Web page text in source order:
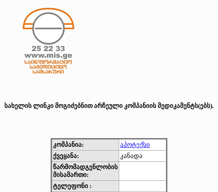
სახელის ლინკი მოგიძებნით არჩეული კომპანიის მედიკამენტს(ებს).
კომპანია:
აპოტექსი
ქვეყანა:
კანადა
წარმომადგენლობის
მისამართი:
ტელეფონი :